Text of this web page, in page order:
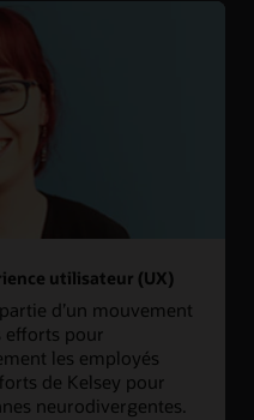
utilisateur (UX)
d’un mouvement
efforts pour
les employés
de Kelsey pour
neurodivergentes.